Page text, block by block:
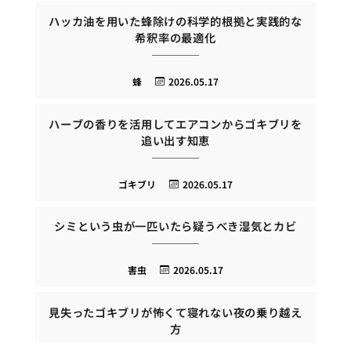
ハッカ油を用いた蜂除けの科学的根拠と実践的な
希釈率の最適化
2026.05.17
蜂
ハーブの香りを活用してエアコンからゴキブリを
追い出す知恵
2026.05.17
ゴキブリ
シミという虫が一匹いたら疑うべき湿気とカビ
2026.05.17
害虫
見失ったゴキブリが怖くて寝れない夜の乗り越え
方